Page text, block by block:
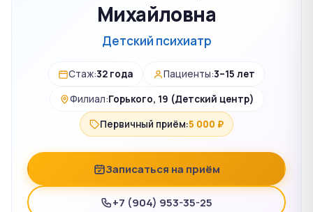
Михайловна
Детский психиатр
Стаж:32 года Пациенты:3–15 лет
Филиал:Горького, 19 (Детский центр)
Первичный приём:5 000 ₽
Записаться на приём
+7 (904) 953-35-25